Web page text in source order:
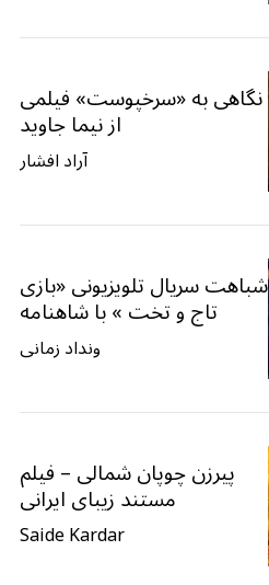
نگاهی به «سرخپوست» فیلمی
از نیما جاوید
آراد افشار
شباهت سریال تلویزیونی «بازی
تاج‌ و‌‌ تخت » با شاهنامه
ونداد زمانی
پیرزن چوپان شمالی – فیلم
مستند زیبای ایرانی
Saide Kardar